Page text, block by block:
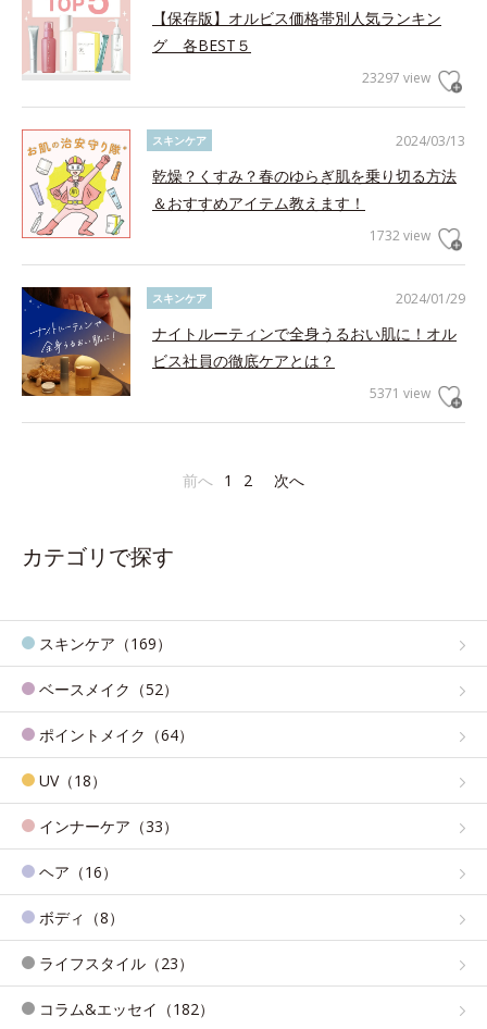
【保存版】オルビス価格帯別人気ランキン
グ 各BEST５
23297 view
2024/03/13
スキンケア
乾燥？くすみ？春のゆらぎ肌を乗り切る方法
＆おすすめアイテム教えます！
1732 view
2024/01/29
スキンケア
ナイトルーティンで全身うるおい肌に！オル
ビス社員の徹底ケアとは？
5371 view
前へ 1 2 次へ
カテゴリで探す
スキンケア（169）
ベースメイク（52）
ポイントメイク（64）
UV（18）
インナーケア（33）
ヘア（16）
ボディ（8）
ライフスタイル（23）
コラム&エッセイ（182）